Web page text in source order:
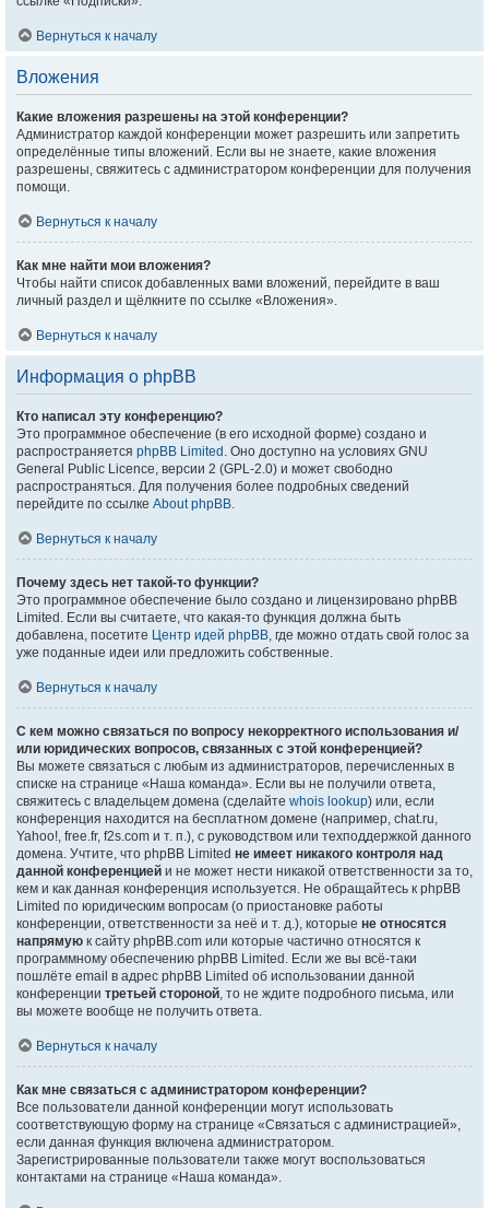
Вернуться к началу
Вложения
Какие вложения разрешены на этой конференции?
Администратор каждой конференции может разрешить или запретить
определённые типы вложений. Если вы не знаете, какие вложения
разрешены, свяжитесь с администратором конференции для получения
помощи.
Вернуться к началу
Как мне найти мои вложения?
Чтобы найти список добавленных вами вложений, перейдите в ваш
личный раздел и щёлкните по ссылке «Вложения».
Вернуться к началу
Информация о phpBB
Кто написал эту конференцию?
Это программное обеспечение (в его исходной форме) создано и
распространяется phpBB Limited . Оно доступно на условиях GNU
General Public Licence, версии 2 (GPL-2.0) и может свободно
распространяться. Для получения более подробных сведений
перейдите по ссылке About phpBB.
Вернуться к началу
Почему здесь нет такой-то функции?
Это программное обеспечение было создано и лицензировано phpBB
Limited. Если вы считаете, что какая-то функция должна быть
добавлена, посетите Центр идей phpBB, где можно отдать свой голос за
уже поданные идеи или предложить собственные.
Вернуться к началу
С кем можно связаться по вопросу некорректного использования и/
или юридических вопросов, связанных с этой конференцией?
Вы можете связаться с любым из администраторов, перечисленных в
списке на странице «Наша команда». Если вы не получили ответа,
свяжитесь с владельцем домена (сделайте whois lookup) или, если
конференция находится на бесплатном домене (например, chat.ru,
Yahoo!, free.fr, f2s.com и т. п.), с руководством или техподдержкой данного
домена. Учтите, что phpBB Limited не имеет никакого контроля над
данной конференцией и не может нести никакой ответственности за то,
кем и как данная конференция используется. Не обращайтесь к phpBB
Limited по юридическим вопросам (о приостановке работы
конференции, ответственности за неё и т. д.), которые не относятся
напрямую к сайту phpBB.com или которые частично относятся к
программному обеспечению phpBB Limited. Если же вы всё-таки
пошлёте email в адрес phpBB Limited об использовании данной
конференции третьей стороной, то не ждите подробного письма, или
вы можете вообще не получить ответа.
Вернуться к началу
Как мне связаться с администратором конференции?
Все пользователи данной конференции могут использовать
соответствующую форму на странице «Связаться с администрацией»,
если данная функция включена администратором.
Зарегистрированные пользователи также могут воспользоваться
контактами на странице «Наша команда».